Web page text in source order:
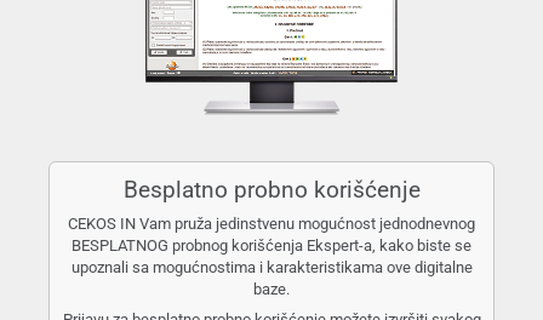
Besplatno probno korišćenje
CEKOS IN Vam pruža jedinstvenu mogućnost jednodnevnog
BESPLATNOG probnog korišćenja Ekspert-a, kako biste se
upoznali sa mogućnostima i karakteristikama ove digitalne
baze.